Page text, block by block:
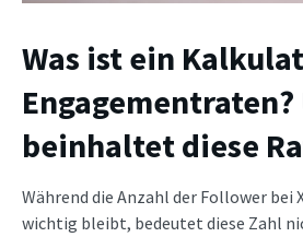
Was ist ein
Engagementraten?
beinhaltet diese
Während die Anzahl der Follower
wichtig bleibt, bedeutet diese Zahl